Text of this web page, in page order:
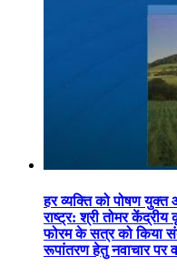
हर व्यक्ति को पोषण
राष्ट्र: श्री तोमर केंद्रीय
फोरम के सत्र को किया
रूपांतरण हेतु नवाचार पर